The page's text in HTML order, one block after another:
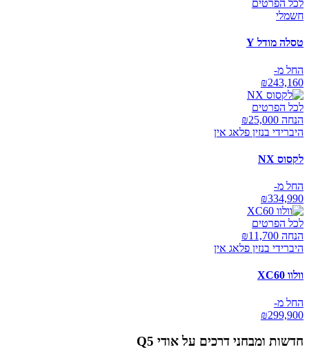
לכל הפרטים
חשמלי
טסלה מודל Y
החל מ-
₪243,160
לכל הפרטים
הנחה ₪ 25,000
היברידי בנזין פלאג אין
לקסוס NX
החל מ-
₪334,990
לכל הפרטים
הנחה ₪ 11,700
היברידי בנזין פלאג אין
וולוו XC60
החל מ-
₪299,900
חדשות ומבחני דרכים על אודי Q5